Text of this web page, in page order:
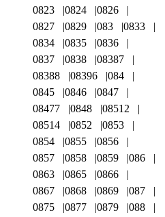
0823
0824
0826
0827
0829 083
0833
0834
0835
0836
0837
0838
08387
08388
08396
084
0845
0846
0847
08477
0848
08512
08514
0852
0853
0854
0855
0856
0857
0858 0859
086
0863
0865
0866
0867
0868 0869
087
0875
0877 0879
088